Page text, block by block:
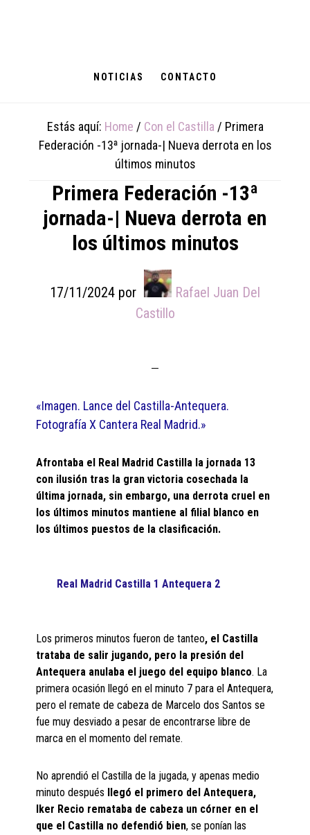
NOTICIAS CONTACTO
Estás aquí: Home / Con el Castilla / Primera
Federación -13ª jornada-| Nueva derrota en los
últimos minutos
Primera Federación -13ª
jornada-| Nueva derrota en
los últimos minutos
17/11/2024 por
Rafael Juan Del
Castillo
«Imagen. Lance del Castilla-Antequera.
Fotografía X Cantera Real Madrid.»
Afrontaba el Real Madrid Castilla la jornada 13
con ilusión tras la gran victoria cosechada la
última jornada, sin embargo, una derrota cruel en
los últimos minutos mantiene al filial blanco en
los últimos puestos de la clasificación.
Real Madrid Castilla 1 Antequera 2
Los primeros minutos fueron de tanteo, el Castilla
trataba de salir jugando, pero la presión del
Antequera anulaba el juego del equipo blanco. La
primera ocasión llegó en el minuto 7 para el Antequera,
pero el remate de cabeza de Marcelo dos Santos se
fue muy desviado a pesar de encontrarse libre de
marca en el momento del remate.
No aprendió el Castilla de la jugada, y apenas medio
minuto después llegó el primero del Antequera,
Iker Recio remataba de cabeza un córner en el
que el Castilla no defendió bien, se ponían las